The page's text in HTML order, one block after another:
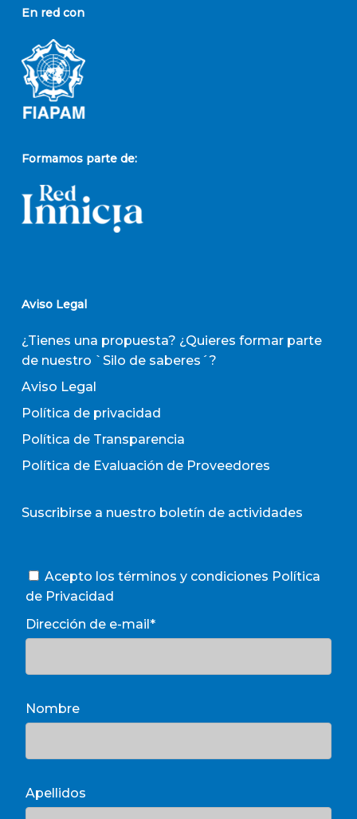
En red con
Formamos parte de:
Aviso Legal
¿Tienes una propuesta? ¿Quieres formar parte
de nuestro `Silo de saberes´?
Aviso Legal
Política de privacidad
Política de Transparencia
Política de Evaluación de Proveedores
Suscribirse a nuestro boletín de actividades
Acepto los términos y condiciones Política
de Privacidad
Dirección de e-mail*
Nombre
Apellidos